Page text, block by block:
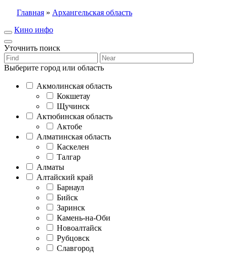
Главная » Архангельская область
Кино инфо
Уточнить поиск
Выберите город или область
Акмолинская область
Кокшетау
Щучинск
Актюбинская область
Актобе
Алматинская область
Каскелен
Талгар
Алматы
Алтайский край
Барнаул
Бийск
Заринск
Камень-на-Оби
Новоалтайск
Рубцовск
Славгород